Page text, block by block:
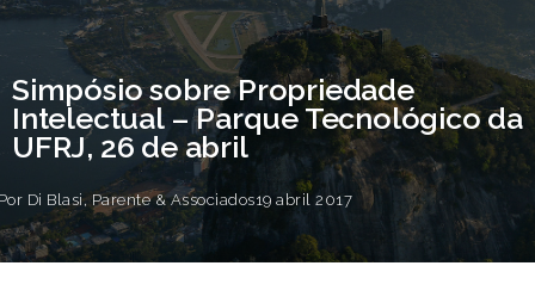
Simpósio sobre Propriedade
Intelectual – Parque Tecnológico da
UFRJ, 26 de abril
Di Blasi, Parente & Associados19 abril 2017